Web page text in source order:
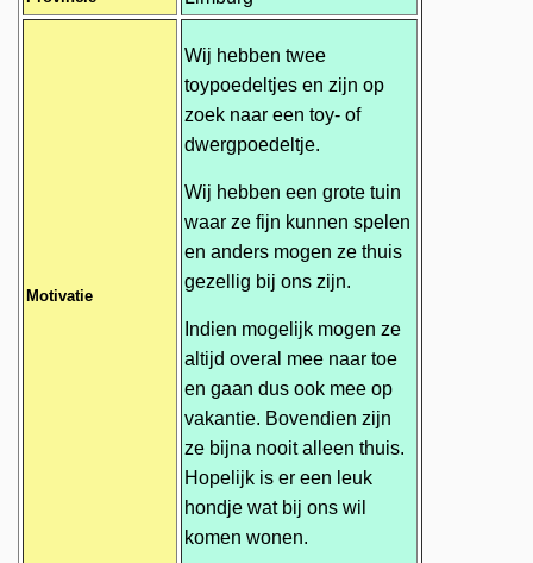
Motivatie
Wij hebben twee
toypoedeltjes en zijn op
zoek naar een toy- of
dwergpoedeltje.
Wij hebben een grote tuin
waar ze fijn kunnen spelen
en anders mogen ze thuis
gezellig bij ons zijn.
Indien mogelijk mogen ze
altijd overal mee naar toe
en gaan dus ook mee op
vakantie. Bovendien zijn
ze bijna nooit alleen thuis.
Hopelijk is er een leuk
hondje wat bij ons wil
komen wonen.